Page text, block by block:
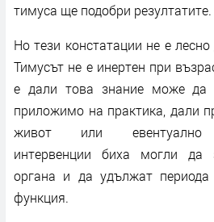
тимуса ще подобри резултатите.
Но тези констатации не е
Тимусът не е инертен при
е дали това знание може да
приложимо на практика, дали
живот или евентуално
интервенции биха могли да
органа и да удължат
функция.